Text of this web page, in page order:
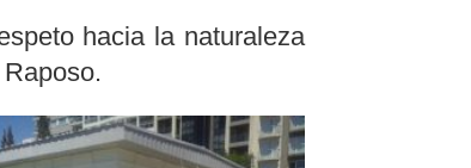
hacia la naturaleza